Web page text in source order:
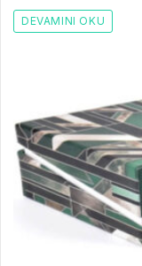
DEVAMINI OKU